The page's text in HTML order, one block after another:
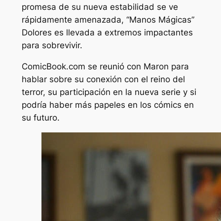
promesa de su nueva estabilidad se ve
rápidamente amenazada, “Manos Mágicas”
Dolores es llevada a extremos impactantes
para sobrevivir.
ComicBook.com se reunió con Maron para
hablar sobre su conexión con el reino del
terror, su participación en la nueva serie y si
podría haber más papeles en los cómics en
su futuro.